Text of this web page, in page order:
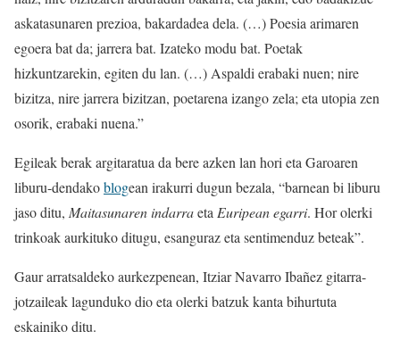
askatasunaren prezioa, bakardadea dela. (…) Poesia arimaren
egoera bat da; jarrera bat. Izateko modu bat. Poetak
hizkuntzarekin, egiten du lan. (…) Aspaldi erabaki nuen; nire
bizitza, nire jarrera bizitzan, poetarena izango zela; eta utopia zen
osorik, erabaki nuena.”
Egileak berak argitaratua da bere azken lan hori eta Garoaren
liburu-dendakoblogean irakurri dugun bezala, “barnean bi liburu
jaso ditu, Maitasunaren indarraetaEuripean egarri. Hor olerki
trinkoak aurkituko ditugu, esanguraz eta sentimenduz beteak”.
Gaur arratsaldeko aurkezpenean, Itziar Navarro Ibañez gitarra-
jotzaileak lagunduko dio eta olerki batzuk kanta bihurtuta
eskainiko ditu.